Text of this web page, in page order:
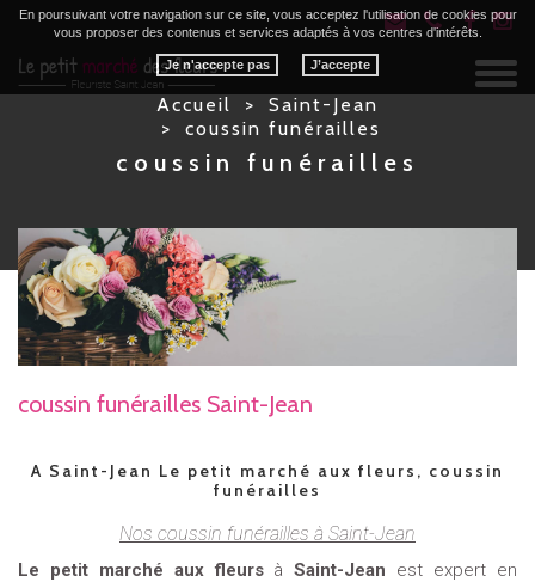
Accueil
Saint-Jean
coussin funérailles
coussin funérailles
coussin funérailles Saint-Jean
A Saint-Jean Le petit marché aux fleurs, coussin
funérailles
Nos coussin funérailles à Saint-Jean
Le petit marché aux fleursà Saint-Jean est expert en
En poursuivant votre navigation sur ce site, vous acceptez l'utilisation de cookies pour
vous proposer des contenus et services adaptés à vos centres d'intérêts.
Je n'accepte pas